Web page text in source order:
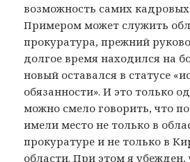
возможность самих
Примером может служить
прокуратура, прежний
долгое время находился на
новый оставался в статусе
обязанности». И это только
можно смело говорить, что
имели место не только в
прокуратуре и не только в
области. При этом я убежден,